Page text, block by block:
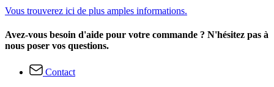
Vous trouverez ici de plus amples informations.
Avez-vous besoin d'aide pour votre commande ? N'hésitez pas à
nous poser vos questions.
Contact